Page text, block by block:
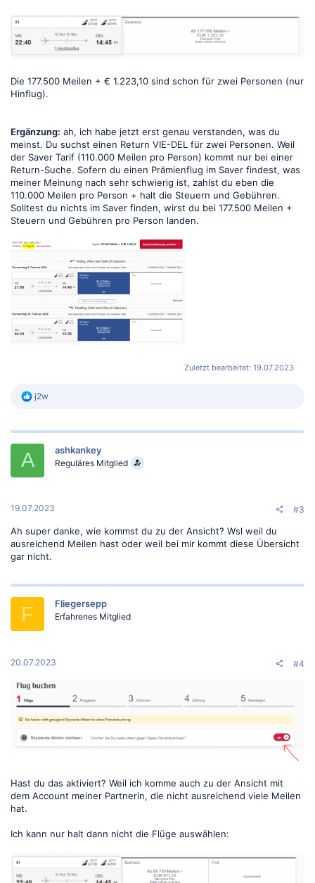
Die 177.500 Meilen + € 1.223,10 sind schon für zwei Personen (nur
Hinflug).
Ergänzung: ah, ich habe jetzt erst genau verstanden, was du
meinst. Du suchst einen Return VIE-DEL für zwei Personen. Weil
der Saver Tarif (110.000 Meilen pro Person) kommt nur bei einer
Return-Suche. Sofern du einen Prämienflug im Saver findest, was
meiner Meinung nach sehr schwierig ist, zahlst du eben die
110.000 Meilen pro Person + halt die Steuern und Gebühren.
Solltest du nichts im Saver finden, wirst du bei 177.500 Meilen +
Steuern und Gebühren pro Person landen.
Zuletzt bearbeitet: 19.07.2023
R
k
o
:
j2w
A ashkankey
Reguläres Mitglied
19.07.2023 #3
Ah super danke, wie kommst du zu der Ansicht? Wsl weil du
ausreichend Meilen hast oder weil bei mir kommt diese Übersicht
gar nicht.
F Fliegersepp
Erfahrenes Mitglied
20.07.2023 #4
Hast du das aktiviert? Weil ich komme auch zu der Ansicht mit
dem Account meiner Partnerin, die nicht ausreichend viele Meilen
hat.
Ich kann nur halt dann nicht die Flüge auswählen: